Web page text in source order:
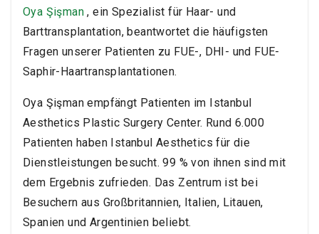
qualifizierte Fachkraft. Die Ergebnisse können
variieren.Den vollständigen Haftungsausschluss
lesen
Oya Şişman , ein Spezialist für Haar- und
Barttransplantation, beantwortet die häufigsten
Fragen unserer Patienten zu FUE-, DHI- und FUE-
Saphir-Haartransplantationen.
Oya Şişman empfängt Patienten im Istanbul
Aesthetics Plastic Surgery Center. Rund 6.000
Patienten haben Istanbul Aesthetics für die
Dienstleistungen besucht. 99 % von ihnen sind mit
dem Ergebnis zufrieden. Das Zentrum ist bei
Besuchern aus Großbritannien, Italien, Litauen,
Spanien und Argentinien beliebt.